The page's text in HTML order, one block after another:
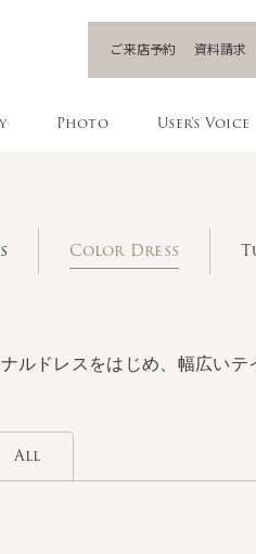
Photo User's Voice
ご来店予約 資料請求
Color Dress
ドレスをはじめ、幅広いテ
All